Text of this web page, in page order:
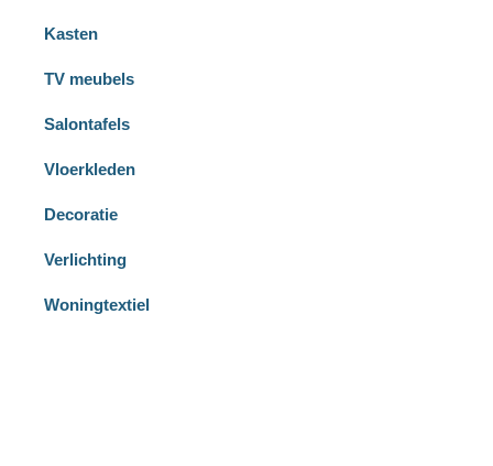
Kasten
TV meubels
Salontafels
Vloerkleden
Decoratie
Verlichting
Woningtextiel